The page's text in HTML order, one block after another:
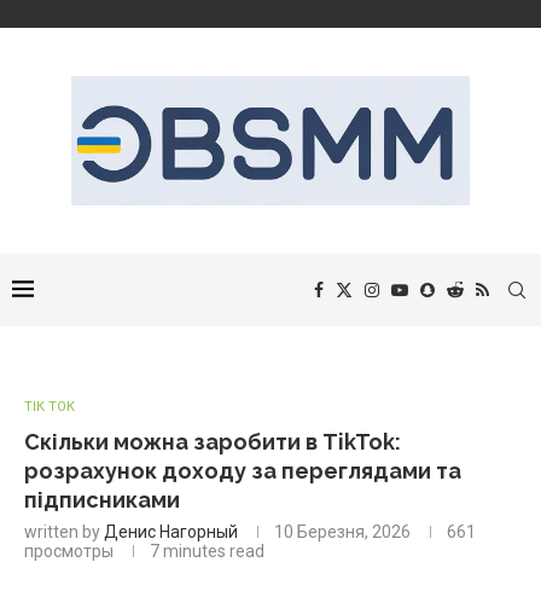
ТІК ТОК
Скільки можна заробити в TikTok:
розрахунок доходу за переглядами та
підписниками
written by Денис Нагорный 10 Березня, 2026
661
просмотры
7 minutes read